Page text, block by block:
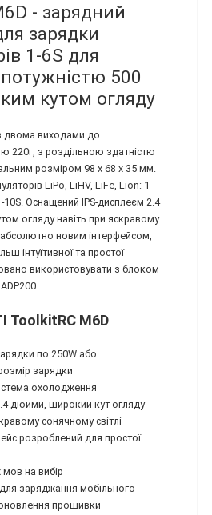
- зарядний
зарядки
1-6S для
500
кутом огляду
двома виходами до
220г, з роздільною здатністю
розміром 98 x 68 x 35 мм.
LiPo, LiHV, LiFe, Lion: 1-
10S. Оснащений IPS-дисплеєм 2.4
огляду навіть при яскравому
абсолютно новим інтерфейсом,
інтуїтивної та простої
використовувати з блоком
M6D
по 250W або
зарядки
охолодження
дюйми, широкий кут огляду
сонячному світлі
розроблений для простої
на вибір
для заряджання мобільного
прошивки